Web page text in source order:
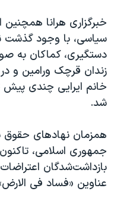
خبرگزاری هرانا همچنین
سیاسی، با وجود گذشت
دستگیری، کماکان به
زندان قرچک ورامین و
خانم ایرایی چندی پیش
شد.
همزمان نهادهای حقوق
بازداشت‌شدگان
عناوین «فساد فی